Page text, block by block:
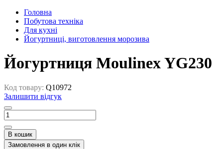
Головна
Побутова техніка
Для кухні
Йогуртниці, виготовлення морозива
Йогуртниця Moulinex YG230
Код товару: Q10972
Залишити відгук
В кошик
Замовлення в один клік